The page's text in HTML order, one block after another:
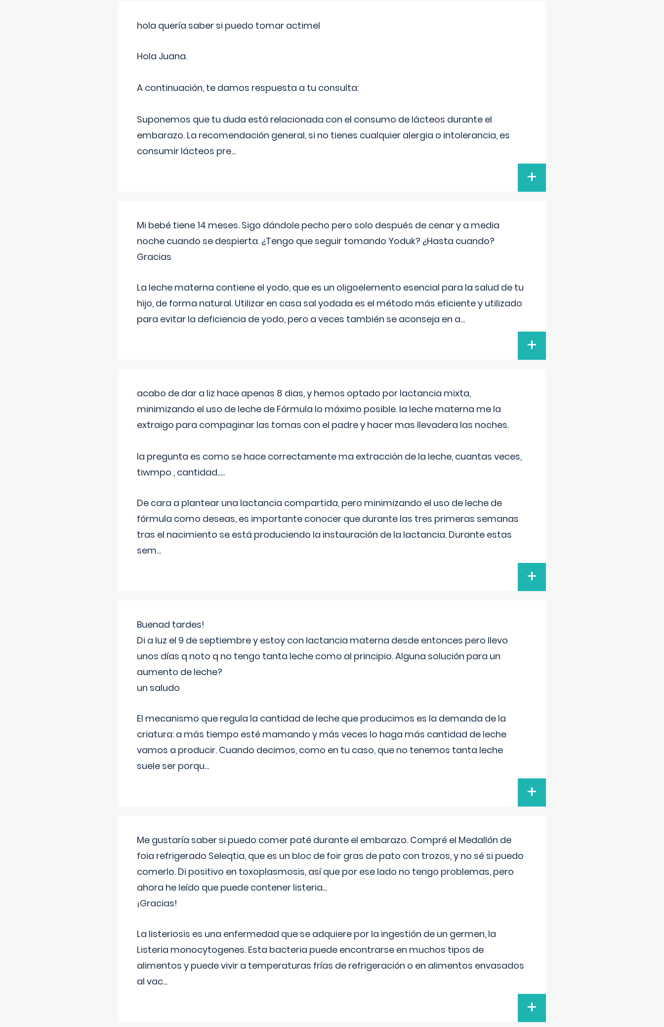
hola quería saber si puedo tomar actimel
Hola Juana.
A continuación, te damos respuesta a tu consulta:
Suponemos que tu duda está relacionada con el consumo de lácteos durante el
embarazo. La recomendación general, si no tienes cualquier alergia o intolerancia, es
consumir lácteos pre...
+
Mi bebé tiene 14 meses. Sigo dándole pecho pero solo después de cenar y a media
noche cuando se despierta. ¿Tengo que seguir tomando Yoduk? ¿Hasta cuando?
Gracias
La leche materna contiene el yodo, que es un oligoelemento esencial para la salud de tu
hijo, de forma natural. Utilizar en casa sal yodada es el método más eficiente y utilizado
para evitar la deficiencia de yodo, pero a veces también se aconseja en a...
+
acabo de dar a liz hace apenas 8 dias, y hemos optado por lactancia mixta,
minimizando el uso de leche de Fórmula lo máximo posible. la leche materna me la
extraigo para compaginar las tomas con el padre y hacer mas llevadera las noches.
la pregunta es como se hace correctamente ma extracción de la leche, cuantas veces,
tiwmpo , cantidad.....
De cara a plantear una lactancia compartida, pero minimizando el uso de leche de
fórmula como deseas, es importante conocer que durante las tres primeras semanas
tras el nacimiento se está produciendo la instauración de la lactancia. Durante estas
sem...
+
Buenad tardes!
Di a luz el 9 de septiembre y estoy con lactancia materna desde entonces pero llevo
unos días q noto q no tengo tanta leche como al principio. Alguna solución para un
aumento de leche?
un saludo
El mecanismo que regula la cantidad de leche que producimos es la demanda de la
criatura: a más tiempo esté mamando y más veces lo haga más cantidad de leche
vamos a producir. Cuando decimos, como en tu caso, que no tenemos tanta leche
suele ser porqu...
+
Me gustaría saber si puedo comer paté durante el embarazo. Compré el Medallón de
foia refrigerado Seleqtia, que es un bloc de foir gras de pato con trozos, y no sé si puedo
comerlo. Di positivo en toxoplasmosis, así que por ese lado no tengo problemas, pero
ahora he leído que puede contener listeria...
¡Gracias!
La listeriosis es una enfermedad que se adquiere por la ingestión de un germen, la
Listeria monocytogenes. Esta bacteria puede encontrarse en muchos tipos de
alimentos y puede vivir a temperaturas frías de refrigeración o en alimentos envasados
al vac...
+